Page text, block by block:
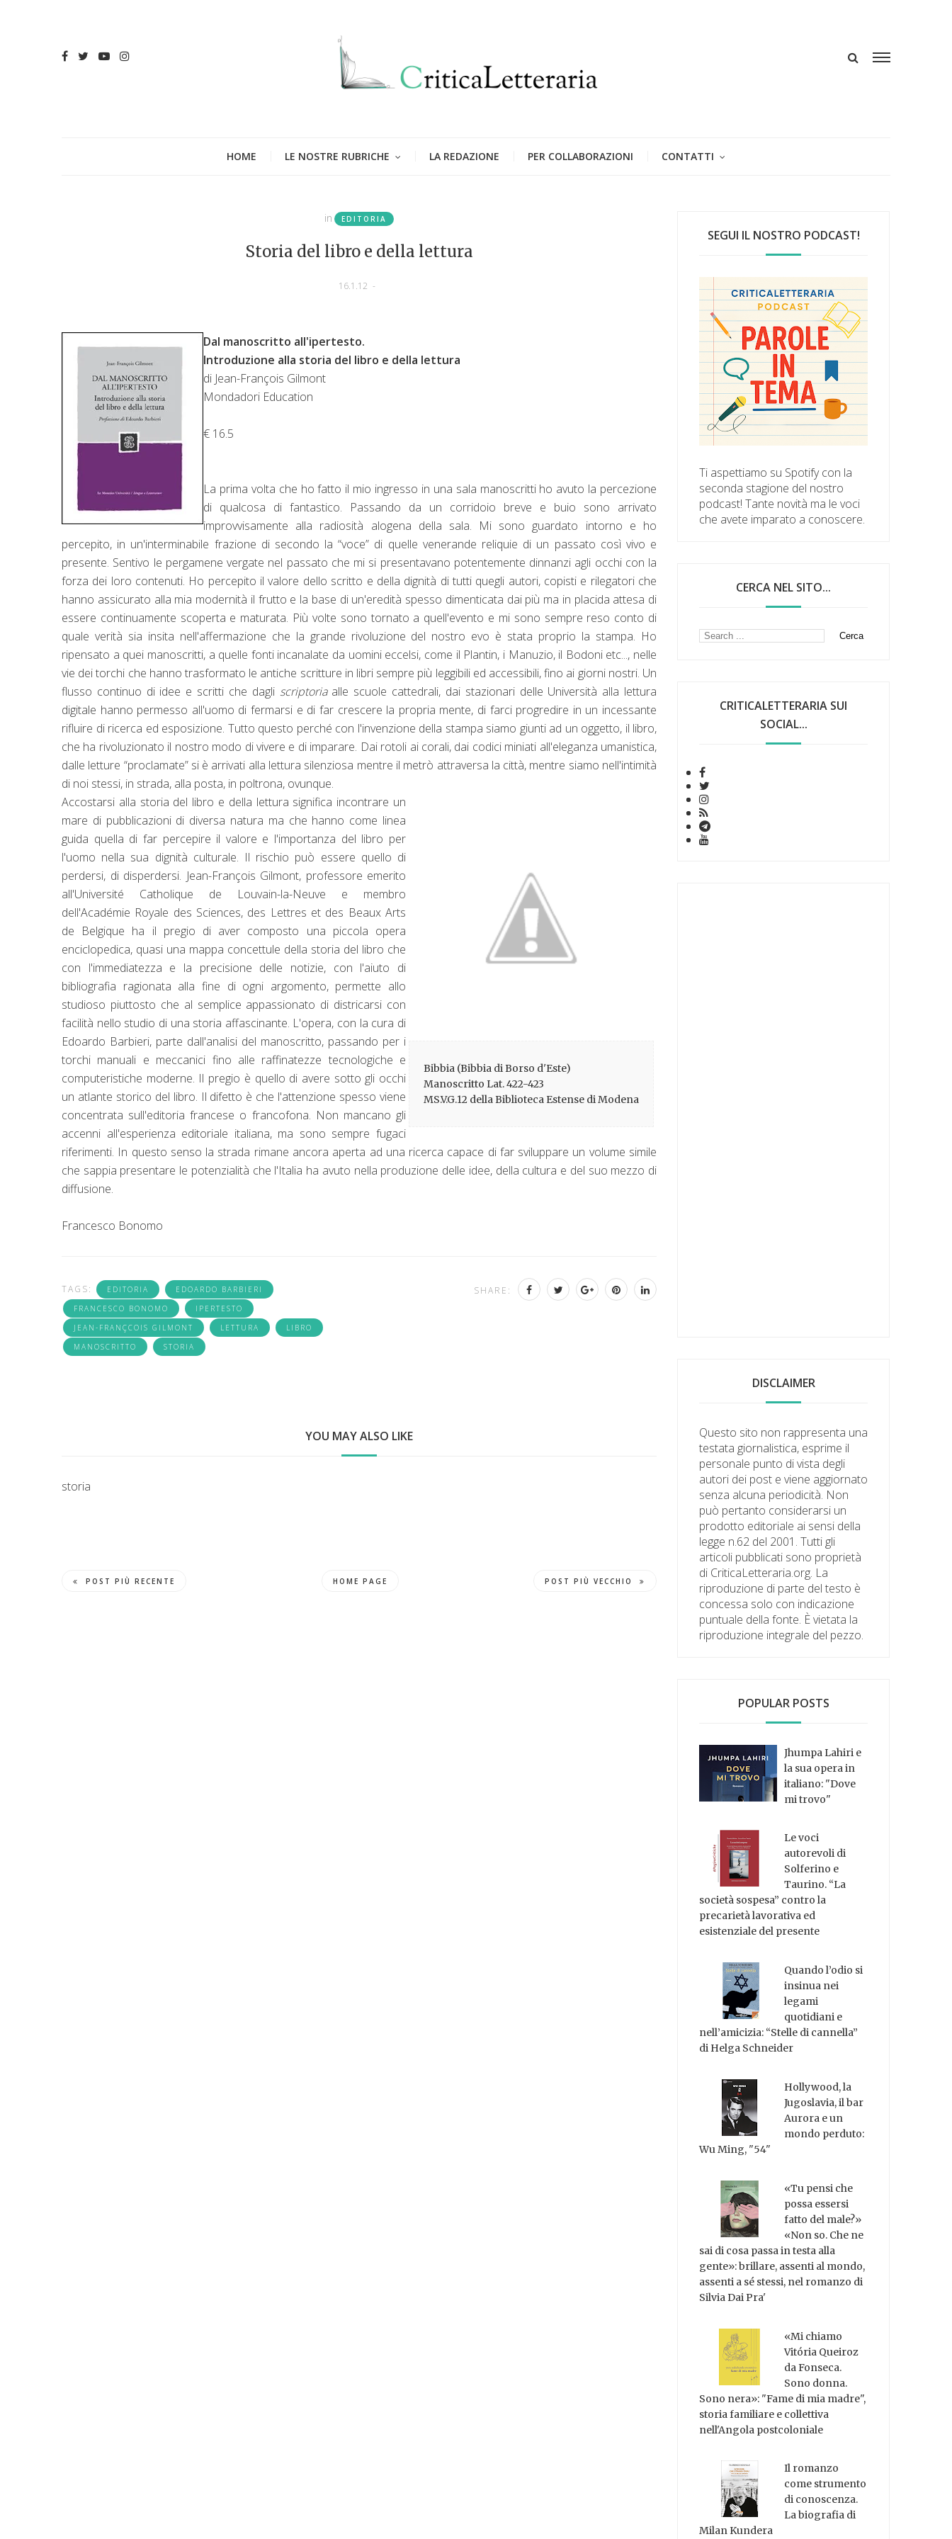
HOME LE NOSTRE RUBRICHE LA REDAZIONE PER COLLABORAZIONI CONTATTI
in EDITORIA
Storia del libro e della lettura
16.1.12 -
Dal manoscritto all'ipertesto.
Introduzione alla storia del libro e della lettura
di Jean-François Gilmont
Mondadori Education
€ 16.5
La prima volta che ho fatto il mio ingresso in una sala manoscritti ho avuto la percezione
di qualcosa di fantastico. Passando da un corridoio breve e buio sono arrivato
improvvisamente alla radiosità alogena della sala. Mi sono guardato intorno e ho
percepito, in un'interminabile frazione di secondo la “voce” di quelle venerande reliquie di un passato così vivo e
presente. Sentivo le pergamene vergate nel passato che mi si presentavano potentemente dinnanzi agli occhi con la
forza dei loro contenuti. Ho percepito il valore dello scritto e della dignità di tutti quegli autori, copisti e rilegatori che
hanno assicurato alla mia modernità il frutto e la base di un'eredità spesso dimenticata dai più ma in placida attesa di
essere continuamente scoperta e maturata. Più volte sono tornato a quell'evento e mi sono sempre reso conto di
quale verità sia insita nell'affermazione che la grande rivoluzione del nostro evo è stata proprio la stampa. Ho
ripensato a quei manoscritti, a quelle fonti incanalate da uomini eccelsi, come il Plantin, i Manuzio, il Bodoni etc..., nelle
vie dei torchi che hanno trasformato le antiche scritture in libri sempre più leggibili ed accessibili, fino ai giorni nostri. Un
flusso continuo di idee e scritti che dagli scriptoria alle scuole cattedrali, dai stazionari delle Università alla lettura
digitale hanno permesso all'uomo di fermarsi e di far crescere la propria mente, di farci progredire in un incessante
rifluire di ricerca ed esposizione. Tutto questo perché con l'invenzione della stampa siamo giunti ad un oggetto, il libro,
che ha rivoluzionato il nostro modo di vivere e di imparare. Dai rotoli ai corali, dai codici miniati all'eleganza umanistica,
dalle letture “proclamate” si è arrivati alla lettura silenziosa mentre il metrò attraversa la città, mentre siamo nell'intimità
di noi stessi, in strada, alla posta, in poltrona, ovunque.
Bibbia (Bibbia di Borso d'Este)
Manoscritto Lat. 422-423
MS.V.G.12 della Biblioteca Estense di Modena
Accostarsi alla storia del libro e della lettura significa incontrare un
mare di pubblicazioni di diversa natura ma che hanno come linea
guida quella di far percepire il valore e l'importanza del libro per
l'uomo nella sua dignità culturale. Il rischio può essere quello di
perdersi, di disperdersi. Jean-François Gilmont, professore emerito
all'Université Catholique de Louvain-la-Neuve e membro
dell'Académie Royale des Sciences, des Lettres et des Beaux Arts
de Belgique ha il pregio di aver composto una piccola opera
enciclopedica, quasi una mappa concettule della storia del libro che
con l'immediatezza e la precisione delle notizie, con l'aiuto di
bibliografia ragionata alla fine di ogni argomento, permette allo
studioso piuttosto che al semplice appassionato di districarsi con
facilità nello studio di una storia affascinante. L'opera, con la cura di
Edoardo Barbieri, parte dall'analisi del manoscritto, passando per i
torchi manuali e meccanici fino alle raffinatezze tecnologiche e
computeristiche moderne. Il pregio è quello di avere sotto gli occhi
un atlante storico del libro. Il difetto è che l'attenzione spesso viene
concentrata sull'editoria francese o francofona. Non mancano gli
accenni all'esperienza editoriale italiana, ma sono sempre fugaci
riferimenti. In questo senso la strada rimane ancora aperta ad una ricerca capace di far sviluppare un volume simile
che sappia presentare le potenzialità che l'Italia ha avuto nella produzione delle idee, della cultura e del suo mezzo di
diffusione.
Francesco Bonomo
TAGS: EDITORIA
EDOARDO BARBIERI
FRANCESCO BONOMO
IPERTESTO
JEAN-FRANÇCOIS GILMONT
LETTURA
LIBRO
MANOSCRITTO
STORIA
SHARE:
YOU MAY ALSO LIKE
storia
POST PIÙ RECENTE HOME PAGE POST PIÙ VECCHIO
SEGUI IL NOSTRO PODCAST!
Ti aspettiamo su Spotify con la
seconda stagione del nostro
podcast! Tante novità ma le voci
che avete imparato a conoscere.
CERCA NEL SITO...
CRITICALETTERARIA SUI
SOCIAL...
DISCLAIMER
Questo sito non rappresenta una
testata giornalistica, esprime il
personale punto di vista degli
autori dei post e viene aggiornato
senza alcuna periodicità. Non
può pertanto considerarsi un
prodotto editoriale ai sensi della
legge n.62 del 2001. Tutti gli
articoli pubblicati sono proprietà
di CriticaLetteraria.org. La
riproduzione di parte del testo è
concessa solo con indicazione
puntuale della fonte. È vietata la
riproduzione integrale del pezzo.
POPULAR POSTS
Jhumpa Lahiri e
la sua opera in
italiano: "Dove
mi trovo"
Le voci
autorevoli di
Solferino e
Taurino. “La
società sospesa” contro la
precarietà lavorativa ed
esistenziale del presente
Quando l’odio si
insinua nei
legami
quotidiani e
nell’amicizia: “Stelle di cannella”
di Helga Schneider
Hollywood, la
Jugoslavia, il bar
Aurora e un
mondo perduto:
Wu Ming, "54"
«Tu pensi che
possa essersi
fatto del male?»
«Non so. Che ne
sai di cosa passa in testa alla
gente»: brillare, assenti al mondo,
assenti a sé stessi, nel romanzo di
Silvia Dai Pra'
«Mi chiamo
Vitória Queiroz
da Fonseca.
Sono donna.
Sono nera»: "Fame di mia madre",
storia familiare e collettiva
nell'Angola postcoloniale
Il romanzo
come strumento
di conoscenza.
La biografia di
Milan Kundera